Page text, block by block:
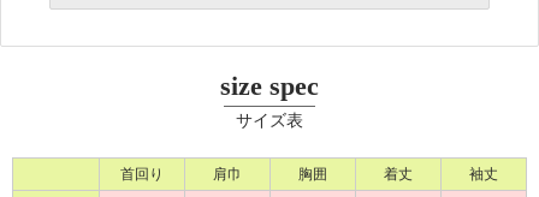
必須
size spec
サイズ表
首回り 肩巾 胸囲 着丈
袖丈